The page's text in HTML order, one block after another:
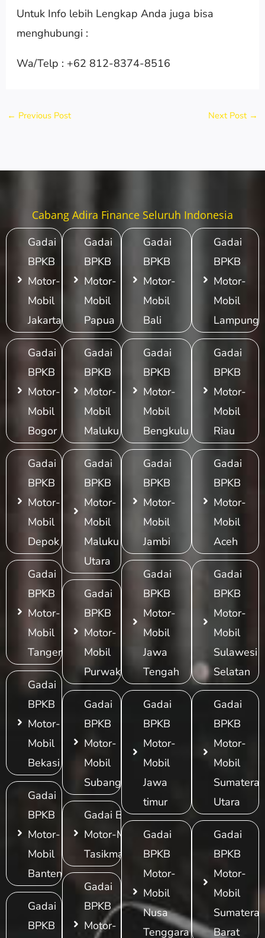
Untuk Info lebih Lengkap Anda juga bisa
menghubungi :
Wa/Telp : +62 812-8374-8516
← Previous Post Next Post →
Cabang Adira Finance Seluruh Indonesia
Gadai
BPKB
Motor-
Mobil
Jakarta
Gadai
BPKB
Motor-
Mobil
Bogor
Gadai
BPKB
Motor-
Mobil
Depok
Gadai
BPKB
Motor-
Mobil
Tangerang
Gadai
BPKB
Motor-
Mobil
Bekasi
Gadai
BPKB
Motor-
Mobil
Banten
Gadai
BPKB
Gadai
BPKB
Motor-
Mobil
Papua
Gadai
BPKB
Motor-
Mobil
Maluku
Gadai
BPKB
Motor-
Mobil
Maluku
Utara
Gadai
BPKB
Motor-
Mobil
Purwakarta
Gadai
BPKB
Motor-
Mobil
Subang
Gadai BPKB
Motor-Mobil
Tasikmalaya
Gadai
BPKB
Motor-
Gadai
BPKB
Motor-
Mobil
Bali
Gadai
BPKB
Motor-
Mobil
Bengkulu
Gadai
BPKB
Motor-
Mobil
Jambi
Gadai
BPKB
Motor-
Mobil
Jawa
Tengah
Gadai
BPKB
Motor-
Mobil
Jawa
timur
Gadai
BPKB
Motor-
Mobil
Nusa
Tenggara
Gadai
BPKB
Motor-
Mobil
Lampung
Gadai
BPKB
Motor-
Mobil
Riau
Gadai
BPKB
Motor-
Mobil
Aceh
Gadai
BPKB
Motor-
Mobil
Sulawesi
Selatan
Gadai
BPKB
Motor-
Mobil
Sumatera
Utara
Gadai
BPKB
Motor-
Mobil
Sumatera
Barat